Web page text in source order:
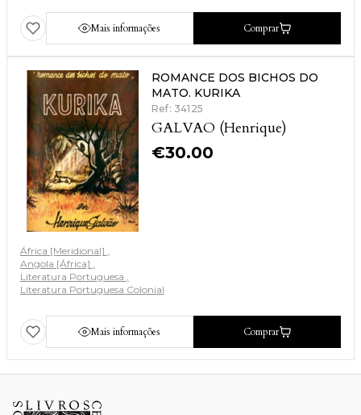
Mais informações Comprar
ROMANCE DOS BICHOS DO
MATO. KURIKA
Ref: 34125
GALVAO (Henrique)
€30.00
África [Meridional]
Angola [África]
Literatura Portuguesa
Literatura Portuguesa Colonial
Mais informações Comprar